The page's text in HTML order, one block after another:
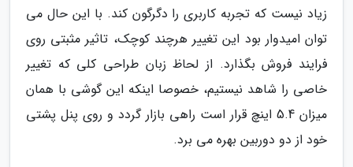
زیاد نیست که تجربه کاربری را دگرگون کند. با این حال می
توان امیدوار بود این تغییر هرچند کوچک، تاثیر مثبتی روی
فرایند فروش بگذارد. از لحاظ زبان طراحی کلی که تغییر
خاصی را شاهد نیستیم، خصوصا اینکه این گوشی با همان
میزان 5.4 اینچ قرار است راهی بازار گردد و روی پنل پشتی
خود از دو دوربین بهره می برد.